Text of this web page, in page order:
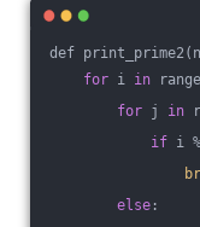
def
for i in
for j in
if i
else :